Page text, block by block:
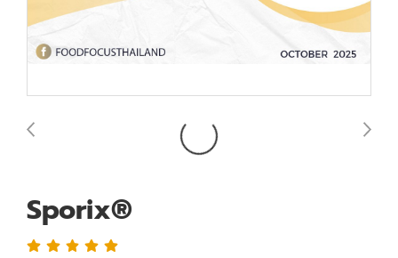
Sporix®